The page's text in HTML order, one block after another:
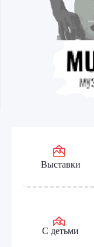
Выставки
С детьми